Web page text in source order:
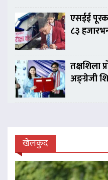
एसईई पूरक
८३
तक्षशिला
अङ्ग्रेजी
खेलकुद